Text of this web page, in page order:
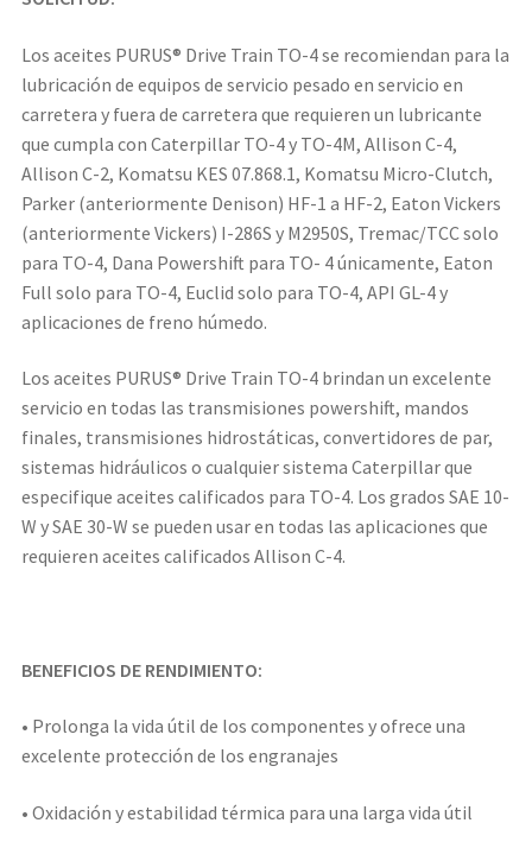
Los aceites PURUS® Drive Train TO-4 se recomiendan para la
lubricación de equipos de servicio pesado en servicio en
carretera y fuera de carretera que requieren un lubricante
que cumpla con Caterpillar TO-4 y TO-4M, Allison C-4,
Allison C-2, Komatsu KES 07.868.1, Komatsu Micro-Clutch,
Parker (anteriormente Denison) HF-1 a HF-2, Eaton Vickers
(anteriormente Vickers) I-286S y M2950S, Tremac/TCC solo
para TO-4, Dana Powershift para TO- 4 únicamente, Eaton
Full solo para TO-4, Euclid solo para TO-4, API GL-4 y
aplicaciones de freno húmedo.
Los aceites PURUS® Drive Train TO-4 brindan un excelente
servicio en todas las transmisiones powershift, mandos
finales, transmisiones hidrostáticas, convertidores de par,
sistemas hidráulicos o cualquier sistema Caterpillar que
especifique aceites calificados para TO-4. Los grados SAE 10-
W y SAE 30-W se pueden usar en todas las aplicaciones que
requieren aceites calificados Allison C-4.
BENEFICIOS DE RENDIMIENTO:
• Prolonga la vida útil de los componentes y ofrece una
excelente protección de los engranajes
• Oxidación y estabilidad térmica para una larga vida útil